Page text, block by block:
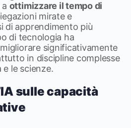
ottimizzare il tempo di
mirate e
di apprendimento più
di tecnologia ha
significativamente
in discipline complesse
le scienze.
sulle capacità